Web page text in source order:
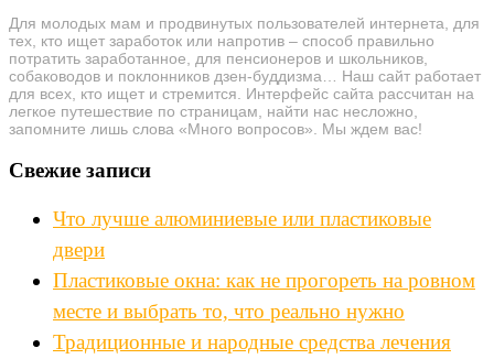
Для молодых мам и продвинутых пользователей интернета, для
тех, кто ищет заработок или напротив – способ правильно
потратить заработанное, для пенсионеров и школьников,
собаководов и поклонников дзен-буддизма… Наш сайт работает
для всех, кто ищет и стремится. Интерфейс сайта рассчитан на
легкое путешествие по страницам, найти нас несложно,
запомните лишь слова «Много вопросов». Мы ждем вас!
Свежие записи
Что лучше алюминиевые или пластиковые
двери
Пластиковые окна: как не прогореть на ровном
месте и выбрать то, что реально нужно
Традиционные и народные средства лечения